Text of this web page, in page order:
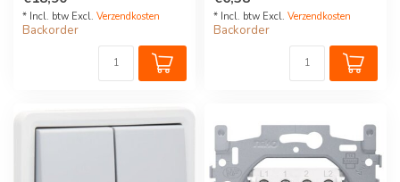
* Incl. btw Excl. Verzendkosten
Backorder
* Incl. btw Excl. Verzendkosten
Backorder